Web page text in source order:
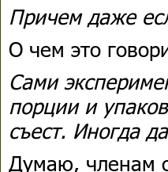
Причем даже
О чем это
Сами
порции и
съест. Иногда
Думаю, членам